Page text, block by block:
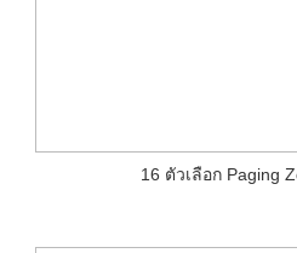
16 ตัวเลือก Paging